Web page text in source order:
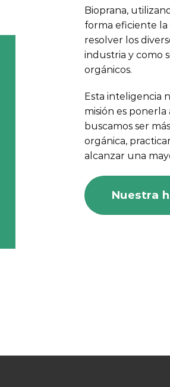
Bioprana,
forma eficiente la
resolver los
industria y como
orgánicos.
Esta inteligencia
misión es
buscamos ser
orgánica,
alcanzar una
Nuestra